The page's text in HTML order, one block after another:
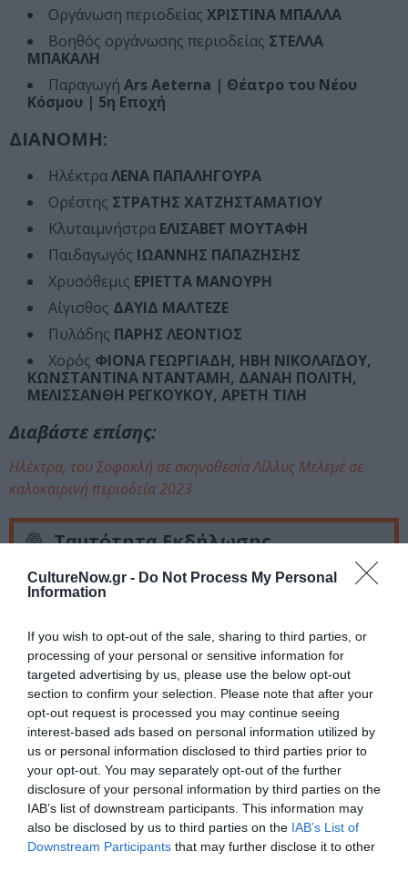
CultureNow.gr - Do Not Process My Personal
Information
If you wish to opt-out of the sale, sharing to third parties, or
processing of your personal or sensitive information for
targeted advertising by us, please use the below opt-out
section to confirm your selection. Please note that after your
opt-out request is processed you may continue seeing
interest-based ads based on personal information utilized by
us or personal information disclosed to third parties prior to
your opt-out. You may separately opt-out of the further
disclosure of your personal information by third parties on the
IAB’s list of downstream participants. This information may
also be disclosed by us to third parties on the IAB’s List of
Downstream Participants that may further disclose it to other
Οργάνωση περιοδείας ΧΡΙΣΤΙΝΑ ΜΠΑΛΛΑ
Βοηθός οργάνωσης περιοδείας ΣΤΕΛΛΑ
ΜΠΑΚΑΛΗ
Παραγωγή Ars Aeterna | Θέατρο του Νέου
Κόσμου | 5η Εποχή
ΔΙΑΝΟΜΗ:
ΗλέκτραΛΕΝΑ ΠΑΠΑΛΗΓΟΥΡΑ
Ορέστης ΣΤΡΑΤΗΣ ΧΑΤΖΗΣΤΑΜΑΤΙΟΥ
Κλυταιμνήστρα ΕΛΙΣΑΒΕΤ ΜΟΥΤΑΦΗ
Παιδαγωγός ΙΩΑΝΝΗΣ ΠΑΠΑΖΗΣΗΣ
Χρυσόθεμις ΕΡΙΕΤΤΑ ΜΑΝΟΥΡΗ
Αίγισθος ΔΑΥΙΔ ΜΑΛΤΕΖΕ
Πυλάδης ΠΑΡΗΣ ΛΕΟΝΤΙΟΣ
Χορός ΦΙΟΝΑ ΓΕΩΡΓΙΑΔΗ, ΗΒΗ ΝΙΚΟΛΑΪΔΟΥ,
ΚΩΝΣΤΑΝΤΙΝΑ ΝΤΑΝΤΑΜΗ, ΔΑΝΑΗ ΠΟΛΙΤΗ,
ΜΕΛΙΣΣΑΝΘΗ ΡΕΓΚΟΥΚΟΥ, ΑΡΕΤΗ ΤΙΛΗ
Διαβάστε επίσης:
Ηλέκτρα, του Σοφοκλή σε σκηνοθεσία Λίλλυς Μελεμέ σε
καλοκαιρινή περιοδεία 2023
Ταυτότητα Εκδήλωσης
Ημερομηνία:
21:00
Τοποθεσία:
Ωδείο Ηρώδου Αττικού, Διονυσίου Αρεοπαγίτου,
Αθήνα
Ηρώδειο
Eισιτήρια:
VIP 60€ | Α ΖΩΝΗ 50€ | Β ΖΩΝΗ 45€ | Γ ΖΩΝΗ 40€ |